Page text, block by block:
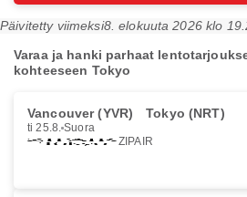
Päivitetty viimeksi8. elokuuta 2026 klo
Varaa ja hanki parhaat
kohteeseen Tokyo
Vancouver (YVR) Tokyo (NRT)
ti 25.8. Suora
ZIPAIR